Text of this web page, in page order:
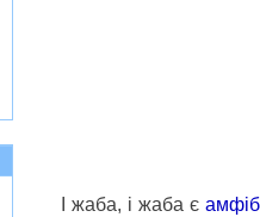
І жаба, і жаба є